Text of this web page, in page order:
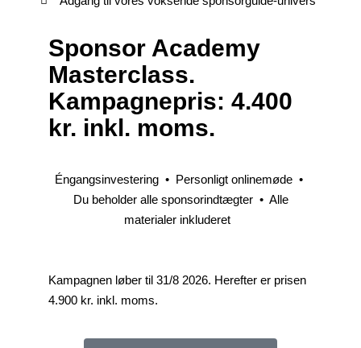
Sponsor Academy
Masterclass.
Kampagnepris: 4.400
kr. inkl. moms.
Éngangsinvestering • Personligt onlinemøde •
Du beholder alle sponsorindtægter •Alle
materialer inkluderet
Kampagnen løber til 31/8 2026. Herefter er prisen
4.900 kr. inkl. moms.